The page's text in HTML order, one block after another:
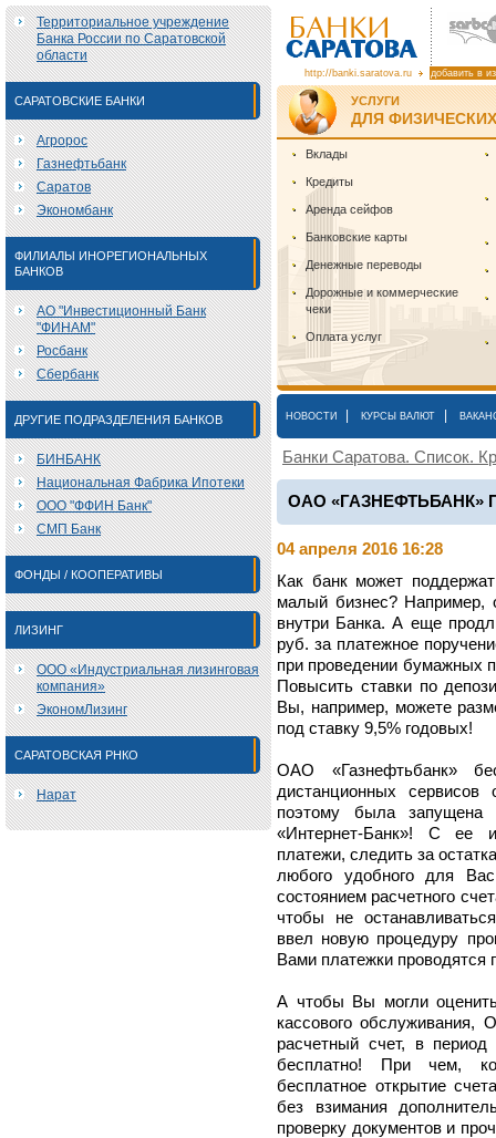
Территориальное учреждение
Банка России по Саратовской
области
САРАТОВСКИЕ БАНКИ
Агророс
Газнефтьбанк
Саратов
Экономбанк
ФИЛИАЛЫ ИНОРЕГИОНАЛЬНЫХ
БАНКОВ
АО "Инвестиционный Банк
"ФИНАМ"
Росбанк
Сбербанк
ДРУГИЕ ПОДРАЗДЕЛЕНИЯ БАНКОВ
БИНБАНК
Национальная Фабрика Ипотеки
ООО "ФФИН Банк"
СМП Банк
ФОНДЫ / КООПЕРАТИВЫ
ЛИЗИНГ
ООО «Индустриальная лизинговая
компания»
ЭкономЛизинг
САРАТОВСКАЯ РНКО
Нарат
http://banki.saratova.ru добавить в
УСЛУГИ
ДЛЯ
Вклады
Кредиты
Аренда сейфов
Банковские карты
Денежные переводы
Дорожные и коммерческие
чеки
Оплата услуг
НОВОСТИ КУРСЫ ВАЛЮТ
Банки Саратова. Список.
ОАО «ГАЗНЕФТЬБАНК»
04 апреля 2016 16:28
Как банк может
малый бизнес? Например,
внутри Банка. А еще
руб. за платежное
при проведении бумажных
Повысить ставки по
Вы, например, можете
под ставку 9,5% годовых!
ОАО «Газнефтьбанк»
дистанционных
поэтому была запущена
«Интернет-Банк»! С ее
платежи, следить за
любого удобного для
состоянием расчетного
чтобы не
ввел новую процедуру
Вами платежки проводятся
А чтобы Вы могли
кассового обслуживания,
расчетный счет, в
бесплатно! При чем,
бесплатное открытие
без взимания
проверку документов и